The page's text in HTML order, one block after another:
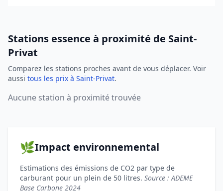
Stations essence à proximité de Saint-
Privat
Comparez les stations proches avant de vous déplacer. Voir
aussi tous les prix à Saint-Privat.
Aucune station à proximité trouvée
🌿Impact environnemental
Estimations des émissions de CO2 par type de
carburant pour un plein de 50 litres. Source : ADEME
Base Carbone 2024